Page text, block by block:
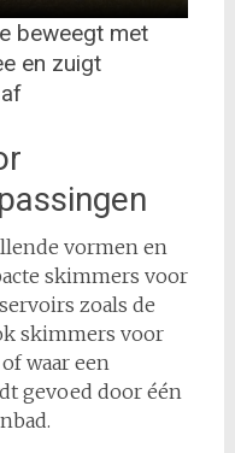
beweegt met
en zuigt
vormen en
skimmers voor
zoals de
skimmers voor
waar een
gevoed door één